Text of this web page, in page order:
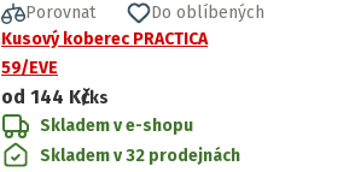
Porovnat
Do oblíbených
Kusový koberec PRACTICA
59/EVE
od 144 Kč/ks
Skladem v e-shopu
Skladem v 32 prodejnách